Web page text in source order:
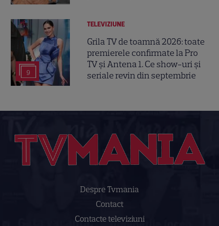
9
TELEVIZIUNE
Grila TV de toamnă 2026: toate
premierele confirmate la Pro
TV și Antena 1. Ce show-uri și
seriale revin din septembrie
Despre Tvmania
Contact
Contacte televiziuni